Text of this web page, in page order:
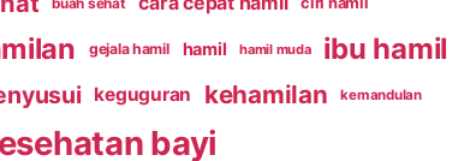
gejala hamil hamil hamil muda ibu hamil
keguguran kehamilan kemandulan
bayi